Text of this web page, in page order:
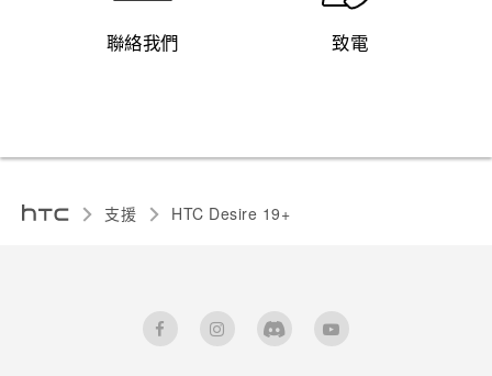
聯絡我們 致電
支援 ‎HTC Desire 19+‎‎